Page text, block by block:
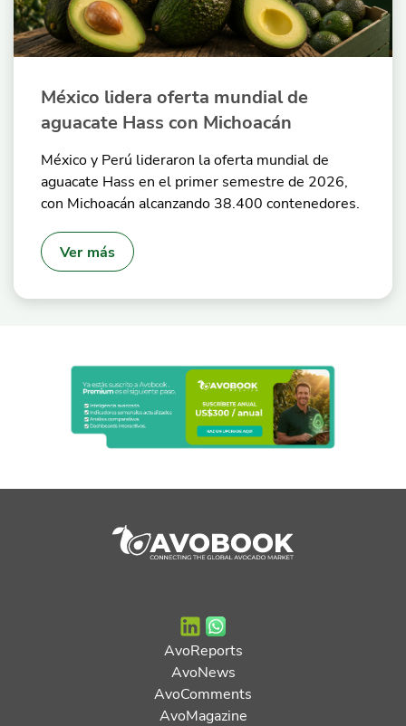
México lidera oferta mundial de
aguacate Hass con Michoacán
México y Perú lideraron la oferta mundial de
aguacate Hass en el primer semestre de 2026,
con Michoacán alcanzando 38.400 contenedores.
Ver más
AvoReports
AvoNews
AvoComments
AvoMagazine